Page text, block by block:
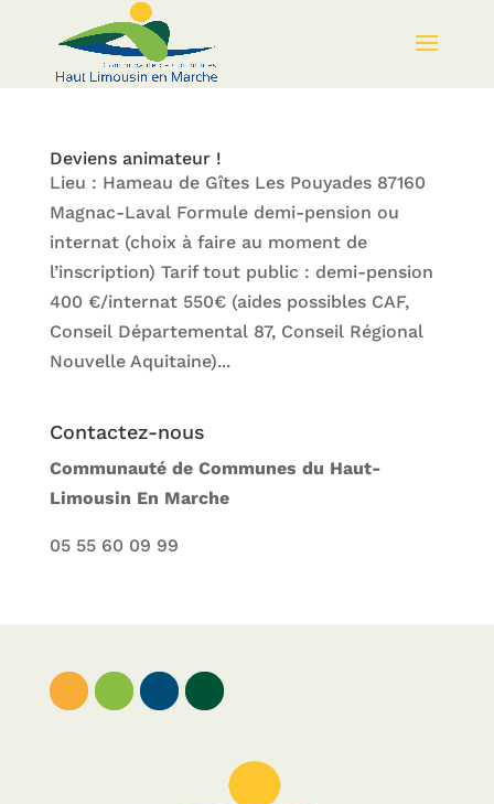
Deviens animateur !
Lieu : Hameau de Gîtes Les Pouyades 87160
Magnac-Laval Formule demi-pension ou
internat (choix à faire au moment de
l’inscription) Tarif tout public : demi-pension
400 €/internat 550€ (aides possibles CAF,
Conseil Départemental 87, Conseil Régional
Nouvelle Aquitaine)...
Contactez-nous
Communauté de Communes du Haut-
Limousin En Marche
05 55 60 09 99